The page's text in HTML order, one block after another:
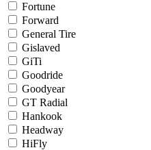
Fortune
Forward
General Tire
Gislaved
GiTi
Goodride
Goodyear
GT Radial
Hankook
Headway
HiFly